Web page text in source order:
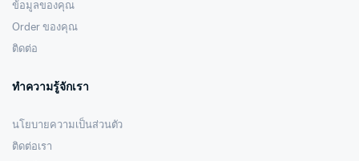
ข้อมูลของคุณ
Order ของคุณ
ติดต่อ
ทำความรู้จักเรา
นโยบายความเป็นส่วนตัว
ติดต่อเรา